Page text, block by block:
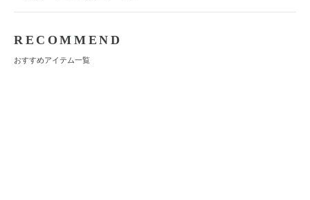
RECOMMEND
おすすめアイテム一覧